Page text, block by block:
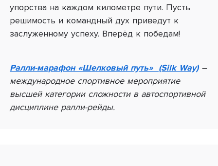
упорства на каждом километре пути. Пусть
решимость и командный дух приведут к
заслуженному успеху. Вперёд к победам!
Ралли-марафон «Шелковый путь» (Silk Way) –
международное спортивное мероприятие
высшей категории сложности в автоспортивной
дисциплине ралли-рейды.